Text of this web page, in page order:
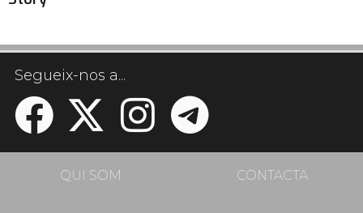
Segueix-nos a...
QUI SOM CONTACTA